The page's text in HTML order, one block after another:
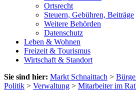
Ortsrecht
Steuern, Gebühren, Beiträge
Weitere Behörden
Datenschutz
Leben & Wohnen
Freizeit & Tourismus
Wirtschaft & Standort
Sie sind hier: Markt Schnaittach >
Politik > Verwaltung > Mitarbeiter im